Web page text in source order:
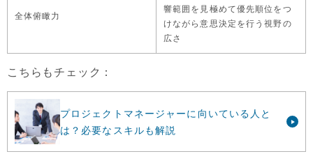
全体俯瞰力
響範囲を見極めて優先順位をつ
けながら意思決定を行う視野の
広さ
こちらもチェック：
プロジェクトマネージャーに向いている人と
は？必要なスキルも解説